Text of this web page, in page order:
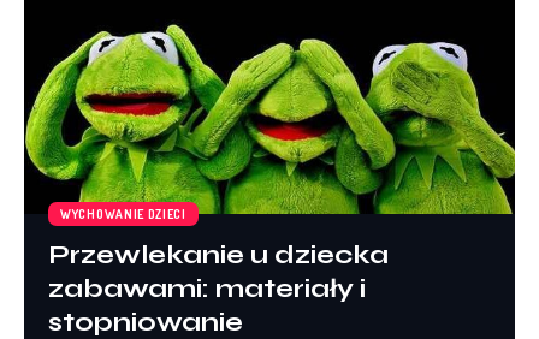
WYCHOWANIE DZIECI
Przewlekanie u dziecka
zabawami: materiały i
stopniowanie